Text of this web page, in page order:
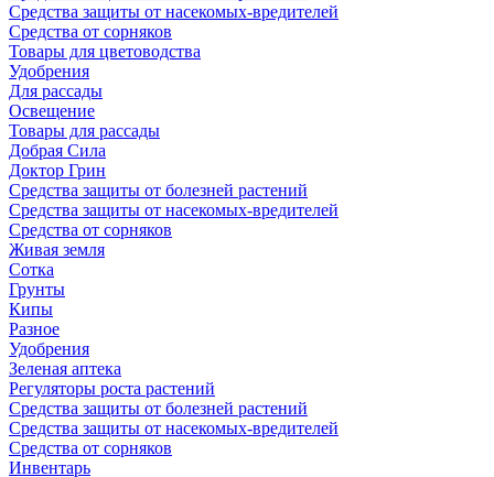
Средства защиты от насекомых-вредителей
Средства от сорняков
Товары для цветоводства
Удобрения
Для рассады
Освещение
Товары для рассады
Добрая Сила
Доктор Грин
Средства защиты от болезней растений
Средства защиты от насекомых-вредителей
Средства от сорняков
Живая земля
Сотка
Грунты
Кипы
Разное
Удобрения
Зеленая аптека
Регуляторы роста растений
Средства защиты от болезней растений
Средства защиты от насекомых-вредителей
Средства от сорняков
Инвентарь